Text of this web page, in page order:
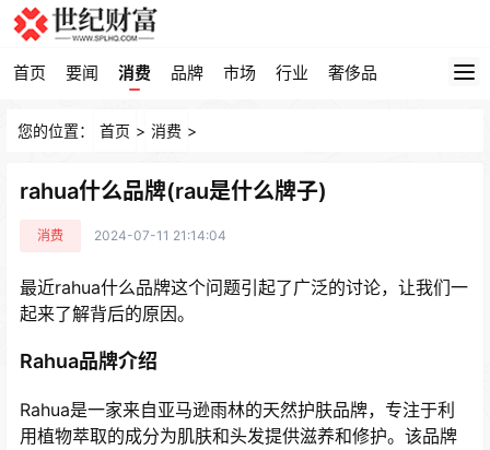
首页 要闻 消费 品牌 市场 行业 奢侈品
您的位置： 首页 > 消费 >
rahua什么品牌(rau是什么牌子)
消费 2024-07-11 21:14:04
最近rahua什么品牌这个问题引起了广泛的讨论，让我们一
起来了解背后的原因。
Rahua品牌介绍
Rahua是一家来自亚马逊雨林的天然护肤品牌，专注于利
用植物萃取的成分为肌肤和头发提供滋养和修护。该品牌